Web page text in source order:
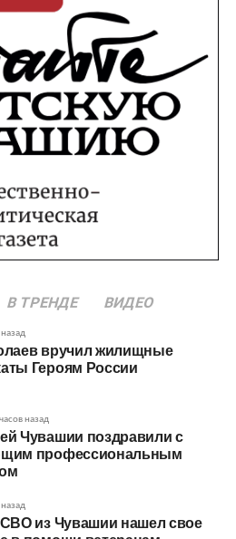
В ТРЕНДЕ ВИДЕО
вручил жилищные
Героям России
назад
Чувашии поздравили с
профессиональным
СВО из Чувашии нашел свое